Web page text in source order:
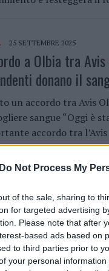
Do Not Process My
of the sale, sharing to
for targeted advertising
Please note that after
based ads based on
to third parties prior to
your personal
25 SETTEMBRE 2025
a Olbia tra Avis
donano il
un accordo tra Avis
sangue “Oggi è
accordo tra
gestita
inaugura a Olbia
aperto 24 ore
punto vendita di
31 maggio apre a